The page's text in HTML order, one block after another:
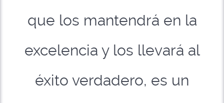
que los mantendrá en la
excelencia y los llevará al
éxito verdadero, es un